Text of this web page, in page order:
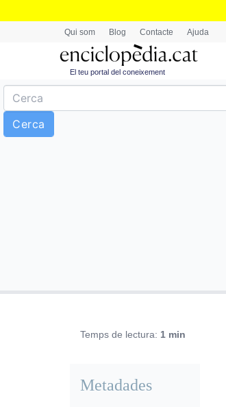
Qui som Blog Contacte Ajuda
El teu portal del coneixement
Temps de lectura: 1 min
Metadades